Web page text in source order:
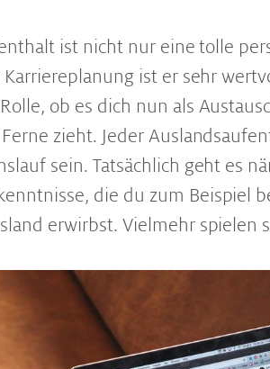
ist nicht nur eine tolle
ist er sehr
ob es dich nun als
zieht. Jeder
sein. Tatsächlich geht es
die du zum Beispiel
erwirbst. Vielmehr spielen